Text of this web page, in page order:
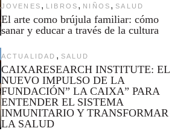
JOVENES , LIBROS , NIÑOS , SALUD
El arte como brújula familiar: cómo
sanar y educar a través de la cultura
ACTUALIDAD , SALUD
CAIXARESEARCH INSTITUTE: EL
NUEVO IMPULSO DE LA
FUNDACIÓN” LA CAIXA” PARA
ENTENDER EL SISTEMA
INMUNITARIO Y TRANSFORMAR
LA SALUD